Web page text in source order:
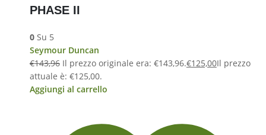
PHASE II
0Su 5
Seymour Duncan
€143,96 Il prezzo originale era: €143,96.€125,00Il prezzo
attuale è: €125,00.
Aggiungi al carrello